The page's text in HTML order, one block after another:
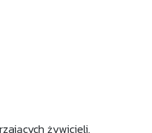
żywicieli.